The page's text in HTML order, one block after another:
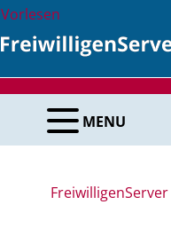
Vorlesen
MENU